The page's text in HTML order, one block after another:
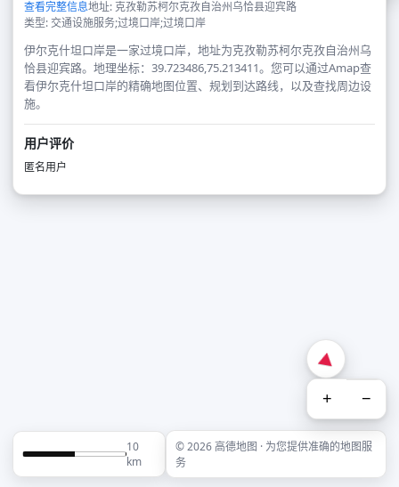
查看完整信息地址: 克孜勒苏柯尔克孜自治州乌恰县迎宾路
类型: 交通设施服务;过境口岸;过境口岸
伊尔克什坦口岸是一家过境口岸，地址为克孜勒苏柯尔克孜自治州乌
恰县迎宾路。地理坐标：39.723486,75.213411。您可以通过Amap查
看伊尔克什坦口岸的精确地图位置、规划到达路线，以及查找周边设
施。
用户评价
匿名用户
+ −
10
km
© 2026 高德地图 · 为您提供准确的地图服
务